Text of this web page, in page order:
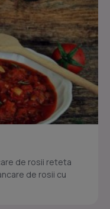
de rosii reteta
de rosii cu